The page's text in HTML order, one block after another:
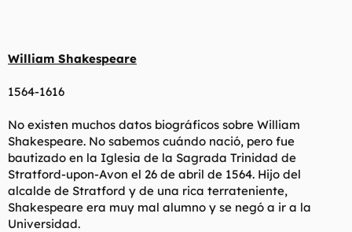
William Shakespeare
1564-1616
No existen muchos datos biográficos sobre William
Shakespeare. No sabemos cuándo nació, pero fue
bautizado en la Iglesia de la Sagrada Trinidad de
Stratford-upon-Avon el 26 de abril de 1564. Hijo del
alcalde de Stratford y de una rica terrateniente,
Shakespeare era muy mal alumno y se negó a ir a la
Universidad.